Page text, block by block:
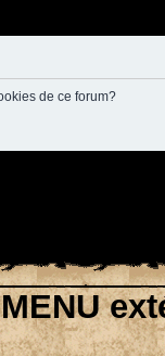
de ce forum?